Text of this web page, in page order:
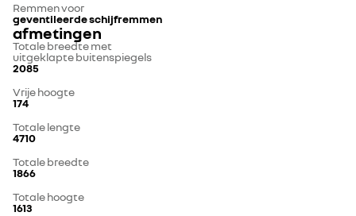
Remmen voor
geventileerde schijfremmen
afmetingen
Totale breedte met
uitgeklapte buitenspiegels
2085
Vrije hoogte
174
Totale lengte
4710
Totale breedte
1866
Totale hoogte
1613